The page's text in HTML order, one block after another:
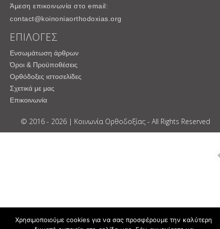
Άμεση επικοινωνία στο email:
contact@koinoniaorthodoxias.org
ΕΠΙΛΟΓΕΣ
Ενσωμάτωση άρθρων
Όροι & Προϋποθέσεις
Ορθόδοξες ιστοσελίδες
Σχετικά με μας
Επικοινωνία
© 2016 - 2026 | Κοινωνία Ορθοδοξίας - All Rights Reserved
Χρησιμοποιούμε cookies για να σας προσφέρουμε την καλύτερη